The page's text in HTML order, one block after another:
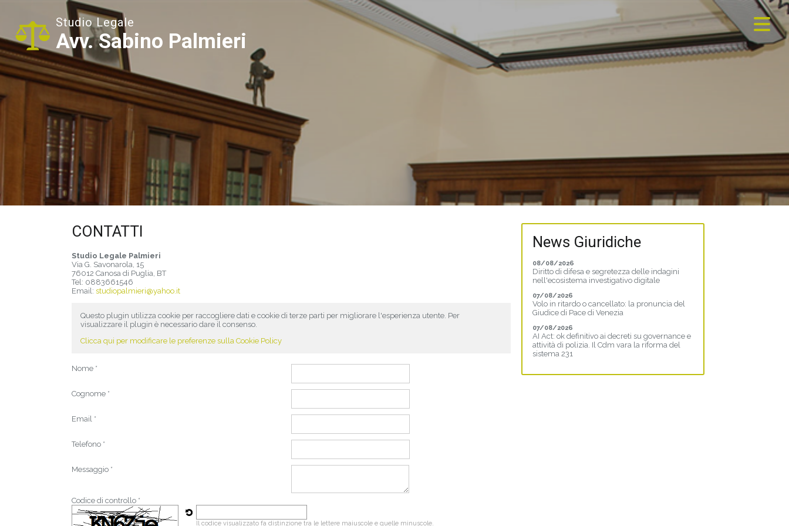
Studio Legale
Avv. Sabino Palmieri
CONTATTI
Studio Legale Palmieri
Via G. Savonarola, 15
76012 Canosa di Puglia, BT
Tel: 0883661546
Email: studiopalmieri@yahoo.it
Questo plugin utilizza cookie per raccogliere dati e cookie di terze parti per migliorare l'esperienza utente. Per
visualizzare il plugin è necessario dare il consenso.
Clicca qui per modificare le preferenze sulla Cookie Policy
Nome *
Cognome *
Email *
Telefono *
Messaggio *
Codice di controllo *
Il codice visualizzato fa distinzione tra le lettere maiuscole e quelle minuscole.
News Giuridiche
08/08/2026
Diritto di difesa e segretezza delle indagini
nell'ecosistema investigativo digitale
07/08/2026
Volo in ritardo o cancellato: la pronuncia del
Giudice di Pace di Venezia
07/08/2026
AI Act: ok definitivo ai decreti su governance e
attività di polizia. Il Cdm vara la riforma del
sistema 231